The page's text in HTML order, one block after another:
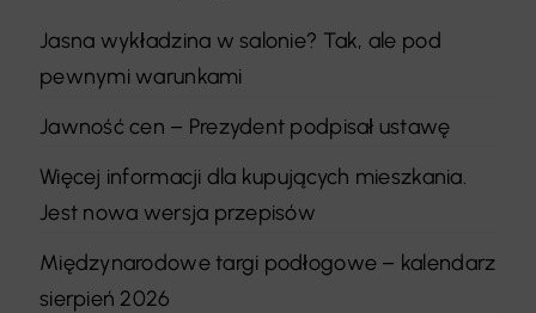
Jasna wykładzina w salonie? Tak, ale pod
pewnymi warunkami
Jawność cen – Prezydent podpisał ustawę
Więcej informacji dla kupujących mieszkania.
Jest nowa wersja przepisów
Międzynarodowe targi podłogowe – kalendarz
sierpień 2026